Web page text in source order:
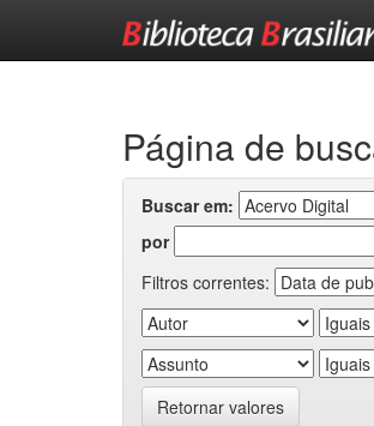
Página de
Buscar em:
por
Filtros correntes:
Retornar valores